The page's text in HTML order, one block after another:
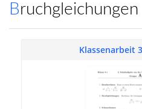
Bruchgleichungen
Klassenarbeit